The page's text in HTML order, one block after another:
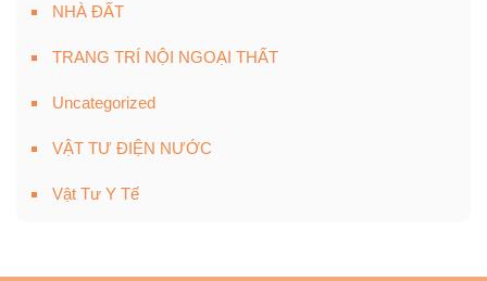
NHÀ ĐẤT
TRANG TRÍ NỘI NGOẠI THẤT
Uncategorized
VẬT TƯ ĐIỆN NƯỚC
Vật Tư Y Tế